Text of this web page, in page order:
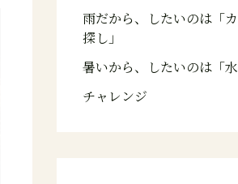
雨だから、したいのは「
探し」
暑いから、したいのは「水
チャレンジ